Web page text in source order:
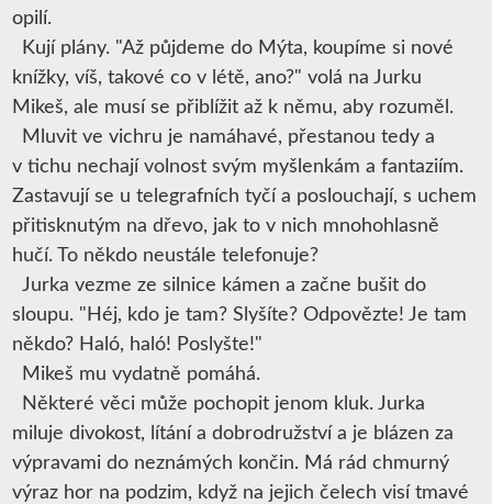
opilí.
Kují plány. "Až půjdeme do Mýta, koupíme si nové
knížky, víš, takové co v létě, ano?" volá na Jurku
Mikeš, ale musí se přiblížit až k němu, aby rozuměl.
Mluvit ve vichru je namáhavé, přestanou tedy a
v tichu nechají volnost svým myšlenkám a fantaziím.
Zastavují se u telegrafních tyčí a poslouchají, s uchem
přitisknutým na dřevo, jak to v nich mnohohlasně
hučí. To někdo neustále telefonuje?
Jurka vezme ze silnice kámen a začne bušit do
sloupu. "Héj, kdo je tam? Slyšíte? Odpovězte! Je tam
někdo? Haló, haló! Poslyšte!"
Mikeš mu vydatně pomáhá.
Některé věci může pochopit jenom kluk. Jurka
miluje divokost, lítání a dobrodružství a je blázen za
výpravami do neznámých končin. Má rád chmurný
výraz hor na podzim, když na jejich čelech visí tmavé